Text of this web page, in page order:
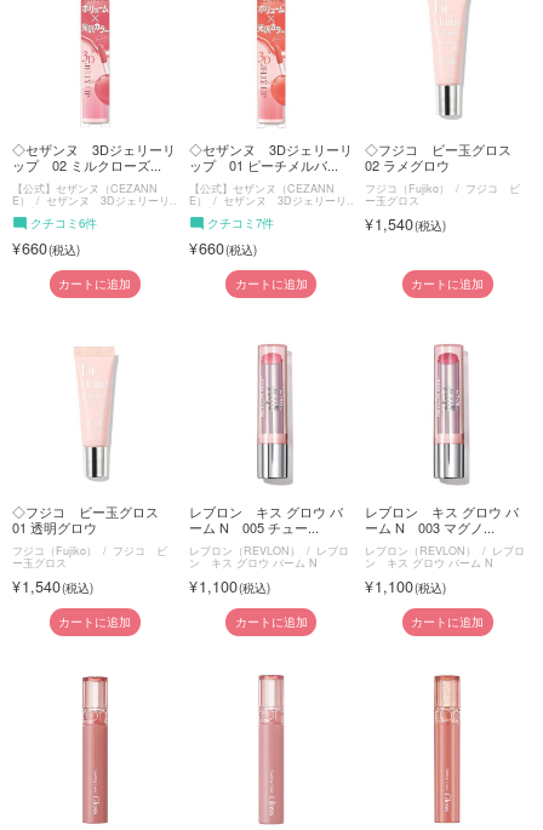
◇セザンヌ 3Dジェリーリ
ップ 02 ミルクローズ...
【公式】セザンヌ（CEZANN
E） セザンヌ 3Dジェリーリ
ップ
クチコミ6件
660
カートに追加
◇セザンヌ 3Dジェリーリ
ップ 01 ピーチメルバ...
【公式】セザンヌ（CEZANN
E） セザンヌ 3Dジェリーリ
ップ
クチコミ7件
660
カートに追加
◇フジコ ビー玉グロス
02 ラメグロウ
フジコ（Fujiko） フジコ ビ
ー玉グロス
1,540
カートに追加
◇フジコ ビー玉グロス
01 透明グロウ
フジコ（Fujiko） フジコ ビ
ー玉グロス
1,540
カートに追加
レブロン キス グロウ バ
ーム N 005 チュー...
レブロン（REVLON） レブロ
ン キス グロウ バーム N
1,100
カートに追加
レブロン キス グロウ バ
ーム N 003 マグノ...
レブロン（REVLON） レブロ
ン キス グロウ バーム N
1,100
カートに追加